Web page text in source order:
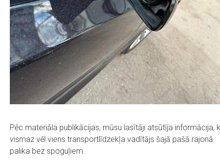
Pēc materiāla publikācijas, mūsu lasītāji atsūtīja informācija,
vismaz vēl viens transportlīdzekļa vadītājs šajā pašā rajonā
palika bez spoguļiem.